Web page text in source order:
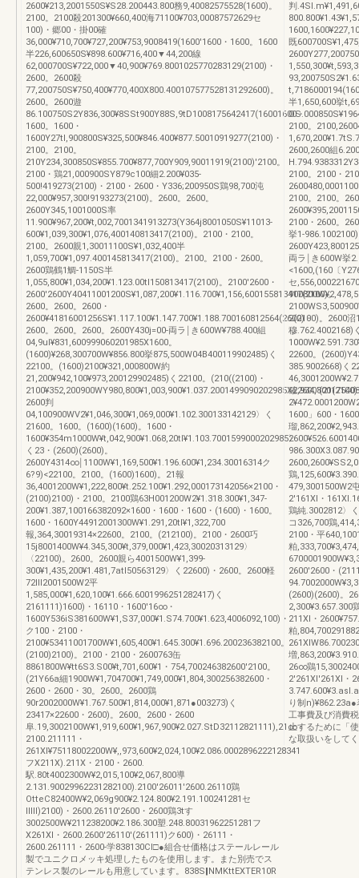
2600¥213,2001550S¥S28.200443.800務9,40082575528(1600)。
2100。2100殺201300¥660,400海71100¥703,00087572629セ
100)・郷00・掛00確
36,000¥710,700¥727,200¥753,9008419(1600'1600・1600。1600
半226,600650S¥898.600¥716,400▼44,200線
62,000700S¥722,000▼40,900¥769.8001025770283129(2100)・
2600。2600殺
77,200750S¥750,400¥770,400X800.400107577528131292600)。
2600。2600遊
86.100750S2Y836,300¥8SSt900Y88S,9tD1008175642417(16001600・
1600。1600・
1600Y27tl,900800S¥325,500¥846.400¥877.50010919277(2100)・
2100。2100。
210Y234,300850S¥855.700¥877,700Y909,90011919(2100)'2100。
2100・鶏21,000900SY879c100細2.200¥035‐
500!419273(2100)・2100・2600・Y336;200950S鶏98,700沌
22,000¥957,300!9193273(2100)。2600。2600。
2600Y345,1001000S率
11.900¥967,200¥t,002,7001341913273(Y364j8001050S¥11013‐
600¥1,039,300¥1,076,400140813417(2100)。2100・2100。
2100。2600親1,30011100S¥1,032,400半
1,059,700¥1,097.400145813417(2100)。2100。2100・2600。
2600鶏鶴1鯛‐1150S半
1,055,800¥1,034,200¥1.123.00tl150813417(2100)。2100'2600・
2600'2600Y40411001200S¥1,087,200¥1.116.700¥1,156,600155813417(2100)。
2600。2600。2600・
2600¥41816001256S¥1.117.100¥1.147.700¥1.188.700160812564(2600)・
2600。2600。2600。2600Y430j=00‐両ラ￨き600W¥788.400組
04,9ul¥831,600999060201985X1600。
(1600)¥268,300700W¥856.800挙875,500W04B400119902485)く
22100。(1600)2100¥321,000800W約
21,200¥942,100¥973,200129902485)く22100。(210((2100)・
2600判
04,100900WV2¥1,046,300¥1,069,000¥1.102.300133142129〉く
21600。1600。(1600)(1600)。1600・
1600¥354m1000W¥t,042,900¥1.068,20tl¥1.103.7001599000202985〉
く23・(2600)(2600)。
2600Y4314∞￨1100W¥1,169,500¥1.196.600¥1,234.30016314ク
6?9)<22100。2100。(1600)1600)。21報
36,4001200W¥1,222,800¥t.252.100¥1.292,000173142056×2100・
(2100)2100)・2100。2100鶏63H001200W2¥1.318.300¥1,347‐
200¥1.387,100166382092×1600・1600・1600・(1600)・1600。
1600・1600Y44912001300W¥1.291,20tl¥1,322,700
報,364,30019314×22600。2100。(212100)。2100・2600巧
15j8001400W¥4.345,300¥t,379,000¥1,423,30020313129〉
〈22100)。2600。2600親ら4001500W¥1,399‐
300¥1,435,200¥1.481,7atl50563129〉く22600)・2600。2600軽
72Ⅲ2001500W2平
1,585,000¥1,620,100¥1.666.6001996251282417)く
2161111)1600)・16110・1600'16∞・
1600Y536iS381600W¥1,S37,000¥1.S74.700¥1.623,4006092,100)・
ク100・2100・
2100¥53411001700W¥1,605,400¥1.645.300¥1.696.200236382100。
(2100)2100)。2100・2100・2600763缶
8861800W¥tt6S3.S00¥t,701,600¥1・754,700246382600'2100。
(21Y66a細1900W¥1,704700¥1,749,000¥1,804,300256382600・
2600・2600・30。2600。2600鶏
90r2002000W¥1.767.500¥1,814,000¥1,871●003273)く
23417×22600・2600)。2600。2600・2600
阜.19,3002100W¥1,919,600¥1,967,900¥2.027.StD32112821111),21∞・
2100.211111・
261Xl¥75118002200W¥,,973,600¥2,024,100¥2.086.0002896222128341
フX211X).211X・2100・2600.
駅.80t4002300W¥2,015,100¥2,067,800導
2.131.90029962231282100).2100'26011'2600.26110鶏
OtteC82400W¥2,069g900¥2.124.800¥2.191.100241281セ
lllll)2100)・2600.26110'2600・2600鶏3tす
3002500W¥211238200¥2.186.300塑.248.80031962251281フ
X261Xl・2600.2600'26110'(261111)ク600)・26111・
2600.261111・2600‐学838130CI□●組合せ価格はステールレール
製でユニクロメッキ処理したものを使用します。また別売でス
テンレス製のレールも用意しています。838S‖NMKttEXTER10R
判
既
半1,650,600挙
2100。
2600,2600組
2100。2100・
2100。2100。
2100・2600。
挙
両ラ￨き600W挙
<1600,(160〔
セ
2(2100)。2600沼
穆.762.4002168)
22600。
385.9002668)く
確
1600」600・
瑠
鶏
479,3001500W2
2'161Xl・
鶏純.3002812〉
コ326,700鶏
2100・平
粕
2600'2600・
(2600)(2600)。
2,300¥3.657.300
211Xl・
粕
増
26∞鶏
2'261Xl'261Xl・
り制
工事費及び消費
止するために「
な取扱いをして